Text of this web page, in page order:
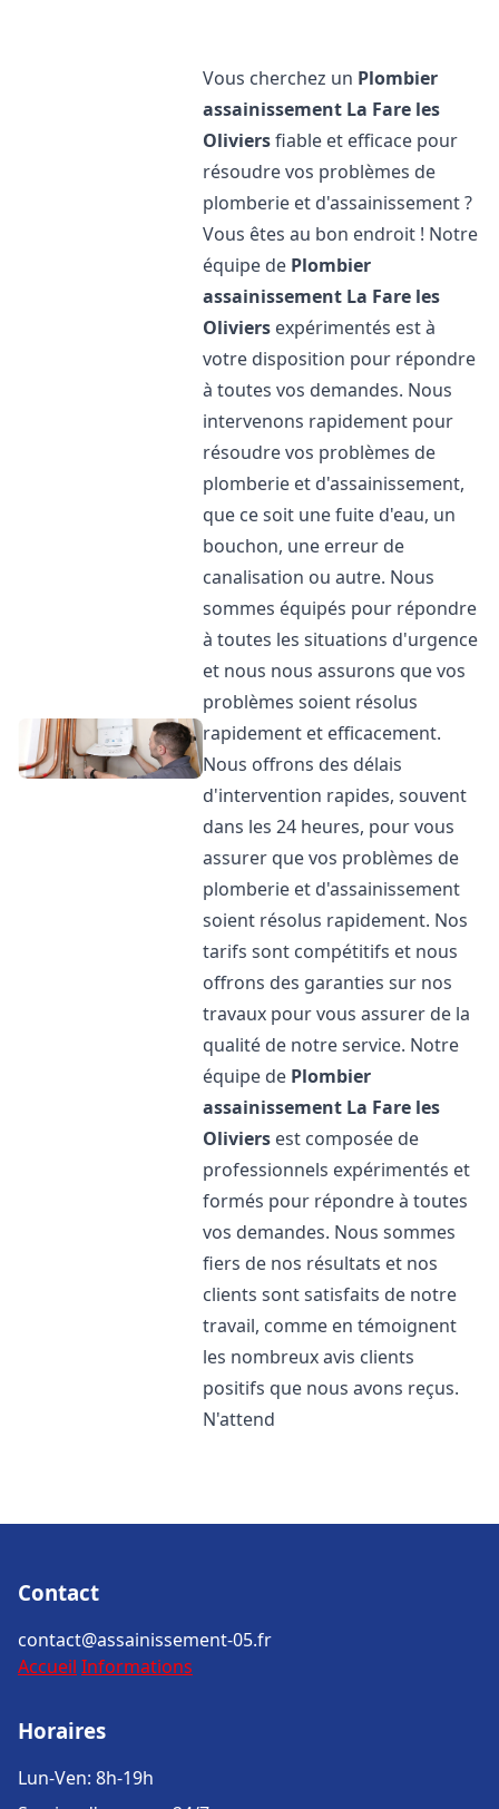
Vous cherchez un Plombier
assainissement La Fare les
Oliviersfiable et efficace pour
résoudre vos problèmes de
plomberie et d'assainissement ?
Vous êtes au bon endroit ! Notre
équipe de Plombier
assainissement La Fare les
Oliviers expérimentés est à
votre disposition pour répondre
à toutes vos demandes. Nous
intervenons rapidement pour
résoudre vos problèmes de
plomberie et d'assainissement,
que ce soit une fuite d'eau, un
bouchon, une erreur de
canalisation ou autre. Nous
sommes équipés pour répondre
à toutes les situations d'urgence
et nous nous assurons que vos
problèmes soient résolus
rapidement et efficacement.
Nous offrons des délais
d'intervention rapides, souvent
dans les 24 heures, pour vous
assurer que vos problèmes de
plomberie et d'assainissement
soient résolus rapidement. Nos
tarifs sont compétitifs et nous
offrons des garanties sur nos
travaux pour vous assurer de la
qualité de notre service. Notre
équipe de Plombier
assainissement La Fare les
Oliviers est composée de
professionnels expérimentés et
formés pour répondre à toutes
vos demandes. Nous sommes
fiers de nos résultats et nos
clients sont satisfaits de notre
travail, comme en témoignent
les nombreux avis clients
positifs que nous avons reçus.
N'attend
Contact
contact@assainissement-05.fr
Accueil Informations
Horaires
Lun-Ven: 8h-19h